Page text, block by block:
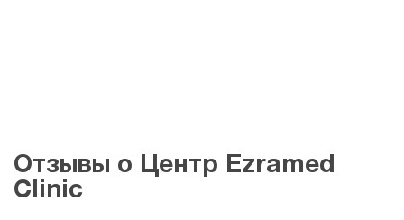
Отзывы о Центр Ezramed
Clinic